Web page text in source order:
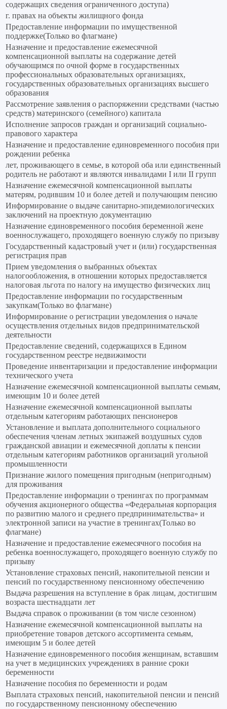
содержащих сведения ограниченного доступа)
г. правах на объекты жилищного фонда
Предоставление информации по имущественной
поддержке(Только во флагмане)
Назначение и предоставление ежемесячной
компенсационной выплаты на содержание детей
обучающимся по очной форме в государственных
профессиональных образовательных организациях,
государственных образовательных организациях высшего
образования
Рассмотрение заявления о распоряжении средствами (частью
средств) материнского (семейного) капитала
Исполнение запросов граждан и организаций социально-
правового характера
Назначение и предоставление единовременного пособия при
рождении ребенка
лет, проживающего в семье, в которой оба или единственный
родитель не работают и являются инвалидами I или II групп
Назначение ежемесячной компенсационной выплаты
матерям, родившим 10 и более детей и получающим пенсию
Информирование о выдаче санитарно-эпидемиологических
заключений на проектную документацию
Назначение единовременного пособия беременной жене
военнослужащего, проходящего военную службу по призыву
Государственный кадастровый учет и (или) государственная
регистрация прав
Прием уведомления о выбранных объектах
налогообложения, в отношении которых предоставляется
налоговая льгота по налогу на имущество физических лиц
Предоставление информации по государственным
закупкам(Только во флагмане)
Информирование о регистрации уведомления о начале
осуществления отдельных видов предпринимательской
деятельности
Предоставление сведений, содержащихся в Едином
государственном реестре недвижимости
Проведение инвентаризации и предоставление информации
технического учета
Назначение ежемесячной компенсационной выплаты семьям,
имеющим 10 и более детей
Назначение ежемесячной компенсационной выплаты
отдельным категориям работающих пенсионеров
Установление и выплата дополнительного социального
обеспечения членам летных экипажей воздушных судов
гражданской авиации и ежемесячной доплаты к пенсии
отдельным категориям работников организаций угольной
промышленности
Признание жилого помещения пригодным (непригодным)
для проживания
Предоставление информации о тренингах по программам
обучения акционерного общества «Федеральная корпорация
по развитию малого и среднего предпринимательства» и
электронной записи на участие в тренингах(Только во
флагмане)
Назначение и предоставление ежемесячного пособия на
ребенка военнослужащего, проходящего военную службу по
призыву
Установление страховых пенсий, накопительной пенсии и
пенсий по государственному пенсионному обеспечению
Выдача разрешения на вступление в брак лицам, достигшим
возраста шестнадцати лет
Выдача справок о проживании (в том числе сезонном)
Назначение ежемесячной компенсационной выплаты на
приобретение товаров детского ассортимента семьям,
имеющим 5 и более детей
Назначение единовременного пособия женщинам, вставшим
на учет в медицинских учреждениях в ранние сроки
беременности
Назначение пособия по беременности и родам
Выплата страховых пенсий, накопительной пенсии и пенсий
по государственному пенсионному обеспечению